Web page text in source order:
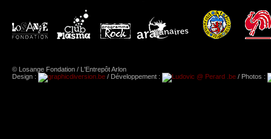
© Losange Fondation / L'Entrepôt Arlon
Design :
/ Développement : / Photos :